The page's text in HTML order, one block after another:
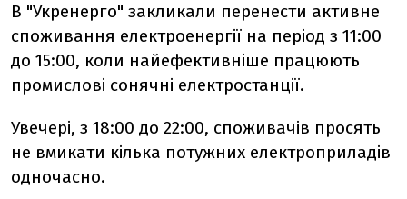
В "Укренерго" закликали перенести активне
споживання електроенергії на період з 11:00
до 15:00, коли найефективніше працюють
промислові сонячні електростанції.
Увечері, з 18:00 до 22:00, споживачів просять
не вмикати кілька потужних електроприладів
одночасно.